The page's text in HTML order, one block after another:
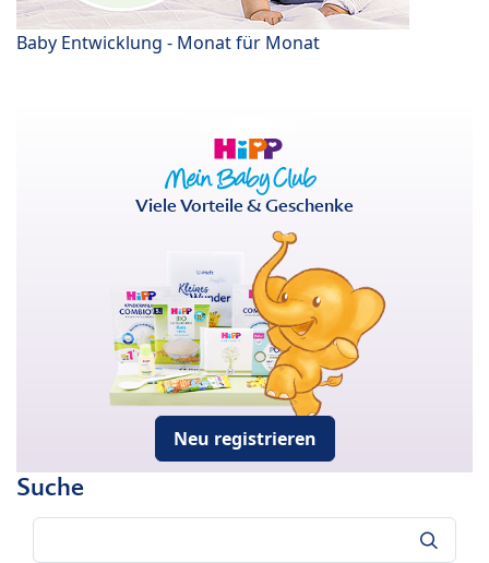
Baby Entwicklung - Monat für Monat
Viele Vorteile & Geschenke
Neu registrieren
Suche